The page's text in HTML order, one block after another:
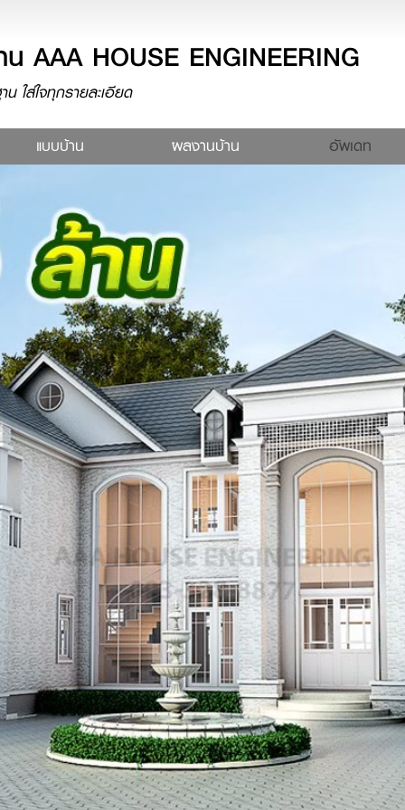
AAA HOUSE ENGINEERING
ใส่ใจทุกรายละเอียด
แบบบ้าน ผลงานบ้าน อัพเดท